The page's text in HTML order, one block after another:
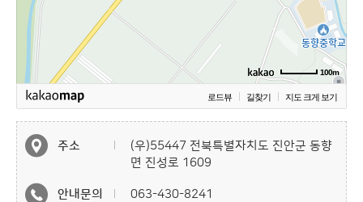
100m
로드뷰 길찾기 지도 크게 보기
주소
(우)55447 전북특별자치도 진안군 동향
면 진성로 1609
안내문의 063-430-8241